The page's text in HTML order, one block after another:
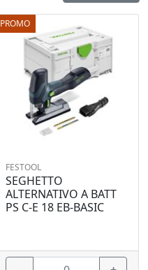
PROMO
FESTOOL
SEGHETTO
ALTERNATIVO A BATT
PS C-E 18 EB-BASIC